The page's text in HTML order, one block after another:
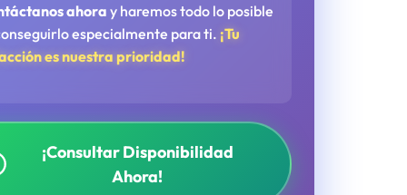
ahora y haremos todo lo posible
especialmente para ti. ¡Tu
es nuestra prioridad!
¡Consultar Disponibilidad
Ahora!